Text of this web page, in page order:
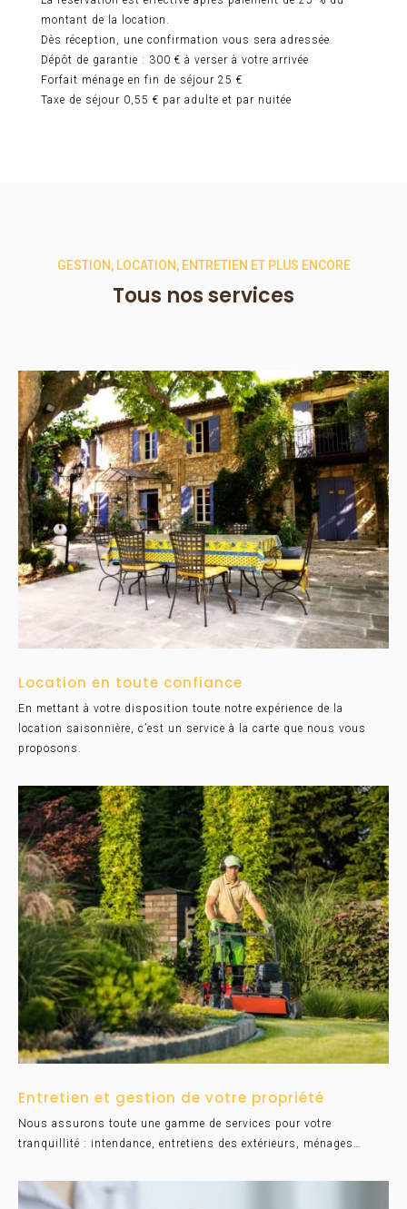
montant de la location.
Dès réception, une confirmation vous sera adressée
Dépôt de garantie : 300 € à verser à votre arrivée
Forfait ménage en fin de séjour 25 €
Taxe de séjour 0,55 € par adulte et par nuitée
GESTION, LOCATION, ENTRETIEN ET PLUS ENCORE
Tous nos services
Location en toute confiance
En mettant à votre disposition toute notre expérience de la
location saisonnière, c’est un service à la carte que nous vous
proposons.
Entretien et gestion de votre propriété
Nous assurons toute une gamme de services pour votre
tranquillité : intendance, entretiens des extérieurs, ménages…